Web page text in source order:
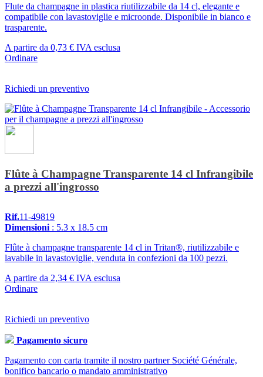
Flute da champagne in plastica riutilizzabile da 14 cl, elegante e
compatibile con lavastoviglie e microonde. Disponibile in bianco e
trasparente.
A partire da 0,73 € IVA esclusa
Ordinare
Richiedi un preventivo
Flûte à Champagne Transparente 14 cl Infrangibile
a prezzi all'ingrosso
Rif.11-49819
Dimensioni : 5.3 x 18.5 cm
Flûte à champagne transparente 14 cl in Tritan®, riutilizzabile e
lavabile in lavastoviglie, venduta in confezioni da 100 pezzi.
A partire da 2,34 € IVA esclusa
Ordinare
Richiedi un preventivo
Pagamento sicuro
Pagamento con carta tramite il nostro partner Société Générale,
bonifico bancario o mandato amministrativo